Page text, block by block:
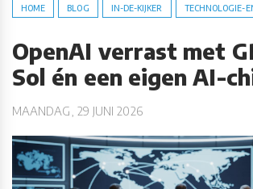
HOME BLOG IN-DE-KIJKER TECHNOLOGIE-
OpenAI verrast met
Sol én een eigen AI-
MAANDAG, 29 JUNI 2026